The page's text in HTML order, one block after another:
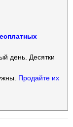
день. Десятки
Продайте их